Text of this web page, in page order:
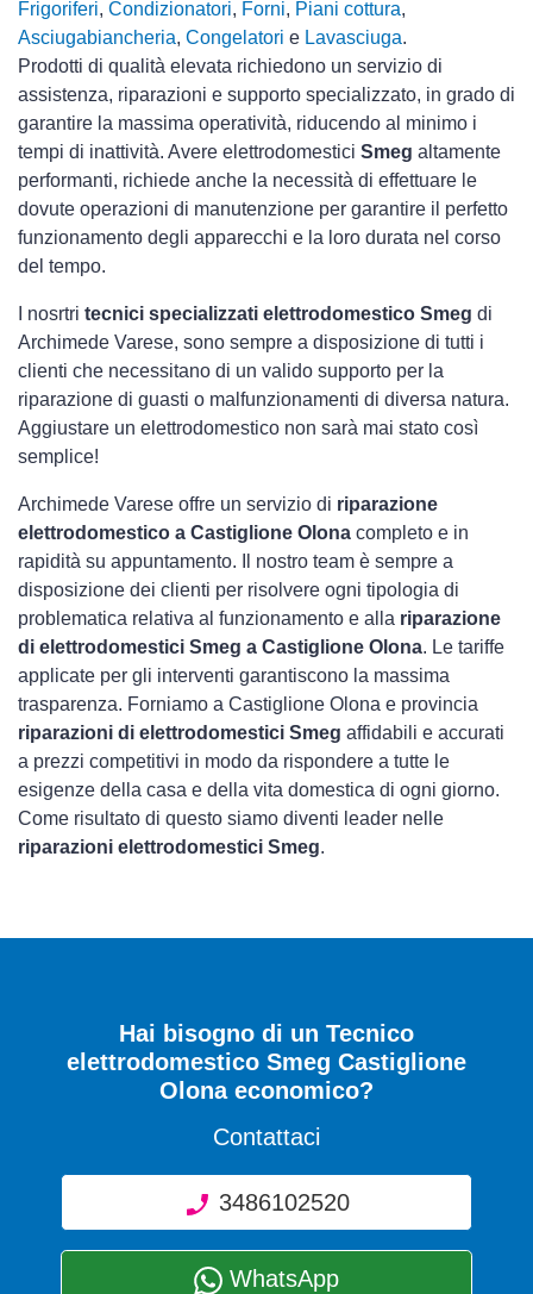
Frigoriferi, Condizionatori, Forni, Piani cottura,
Asciugabiancheria, Congelatori e Lavasciuga.
Prodotti di qualità elevata richiedono un servizio di
assistenza, riparazioni e supporto specializzato, in grado di
garantire la massima operatività, riducendo al minimo i
tempi di inattività. Avere elettrodomestici Smeg altamente
performanti, richiede anche la necessità di effettuare le
dovute operazioni di manutenzione per garantire il perfetto
funzionamento degli apparecchi e la loro durata nel corso
del tempo.
I nosrtri tecnici specializzati elettrodomestico Smeg di
Archimede Varese, sono sempre a disposizione di tutti i
clienti che necessitano di un valido supporto per la
riparazione di guasti o malfunzionamenti di diversa natura.
Aggiustare un elettrodomestico non sarà mai stato così
semplice!
Archimede Varese offre un servizio di riparazione
elettrodomestico a Castiglione Olona completo e in
rapidità su appuntamento. Il nostro team è sempre a
disposizione dei clienti per risolvere ogni tipologia di
problematica relativa al funzionamento e alla riparazione
di elettrodomestici Smeg a Castiglione Olona. Le tariffe
applicate per gli interventi garantiscono la massima
trasparenza. Forniamo a Castiglione Olona e provincia
riparazioni di elettrodomestici Smeg affidabili e accurati
a prezzi competitivi in modo da rispondere a tutte le
esigenze della casa e della vita domestica di ogni giorno.
Come risultato di questo siamo diventi leader nelle
riparazioni elettrodomestici Smeg.
Hai bisogno di un Tecnico
elettrodomestico Smeg Castiglione
Olona economico?
Contattaci
3486102520
WhatsApp